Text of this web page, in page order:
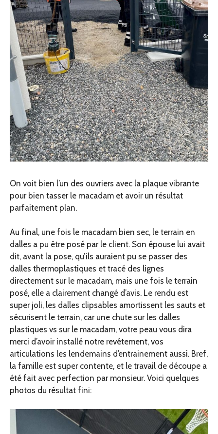
On voit bien l’un des ouvriers avec la plaque vibrante
pour bien tasser le macadam et avoir un résultat
parfaitement plan.
Au final, une fois le macadam bien sec, le terrain en
dalles a pu être posé par le client. Son épouse lui avait
dit, avant la pose, qu’ils auraient pu se passer des
dalles thermoplastiques et tracé des lignes
directement sur le macadam, mais une fois le terrain
posé, elle a clairement changé d’avis. Le rendu est
super joli, les dalles clipsables amortissent les sauts et
sécurisent le terrain, car une chute sur les dalles
plastiques vs sur le macadam, votre peau vous dira
merci d’avoir installé notre revêtement, vos
articulations les lendemains d’entrainement aussi. Bref,
la famille est super contente, et le travail de découpe a
été fait avec perfection par monsieur. Voici quelques
photos du résultat fini: